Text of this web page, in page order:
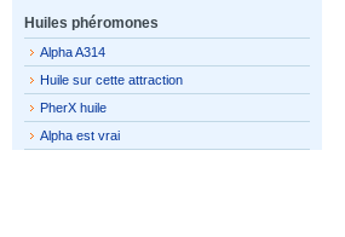
Huiles phéromones
Alpha A314
Huile sur cette attraction
PherX huile
Alpha est vrai